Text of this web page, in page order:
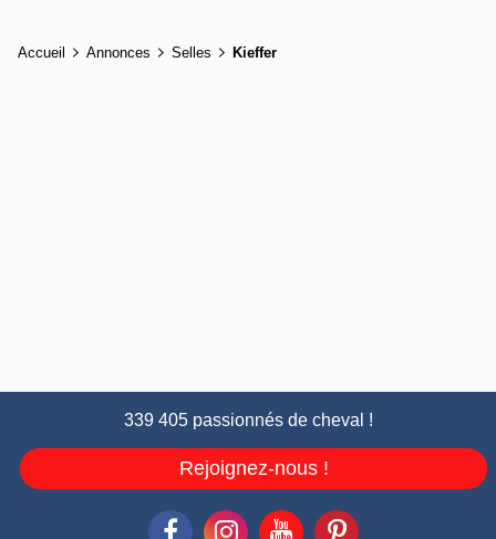
Accueil Annonces Selles Kieffer
339 405 passionnés de cheval !
Rejoignez-nous !